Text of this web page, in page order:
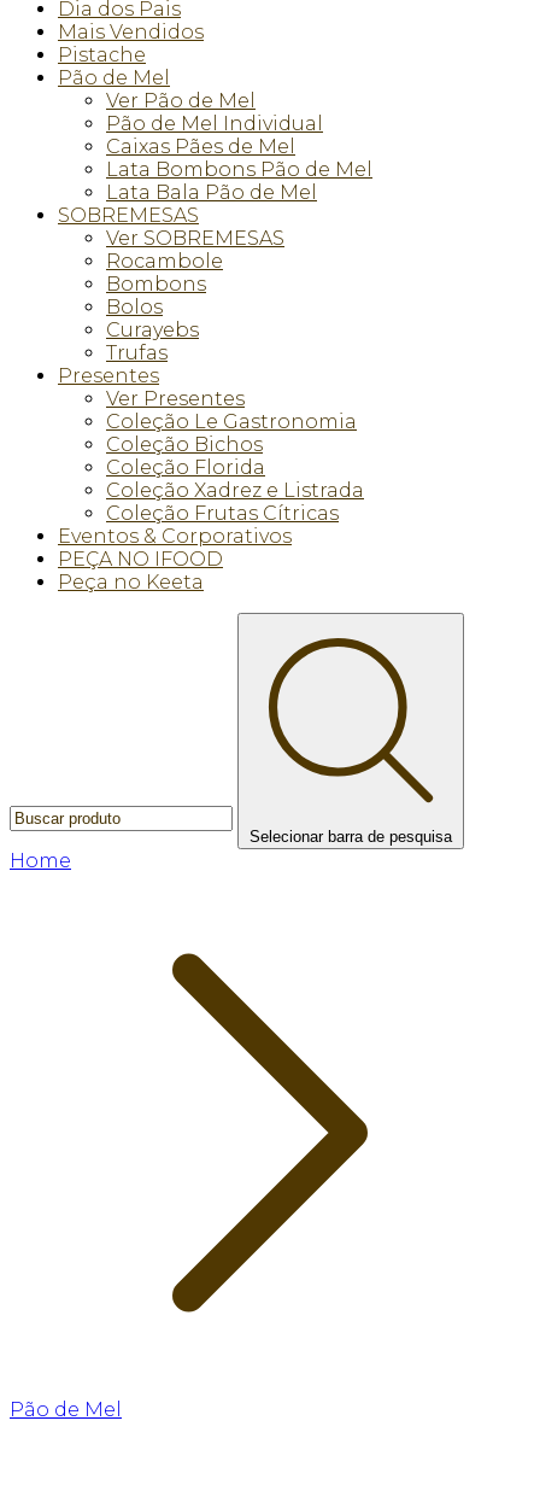
Dia dos Pais
Mais Vendidos
Pistache
Pão de Mel
Ver Pão de Mel
Pão de Mel Individual
Caixas Pães de Mel
Lata Bombons Pão de Mel
Lata Bala Pão de Mel
SOBREMESAS
Ver SOBREMESAS
Rocambole
Bombons
Bolos
Curayebs
Trufas
Presentes
Ver Presentes
Coleção Le Gastronomia
Coleção Bichos
Coleção Florida
Coleção Xadrez e Listrada
Coleção Frutas Cítricas
Eventos & Corporativos
PEÇA NO IFOOD
Peça no Keeta
Selecionar barra de pesquisa
Home
Pão de Mel